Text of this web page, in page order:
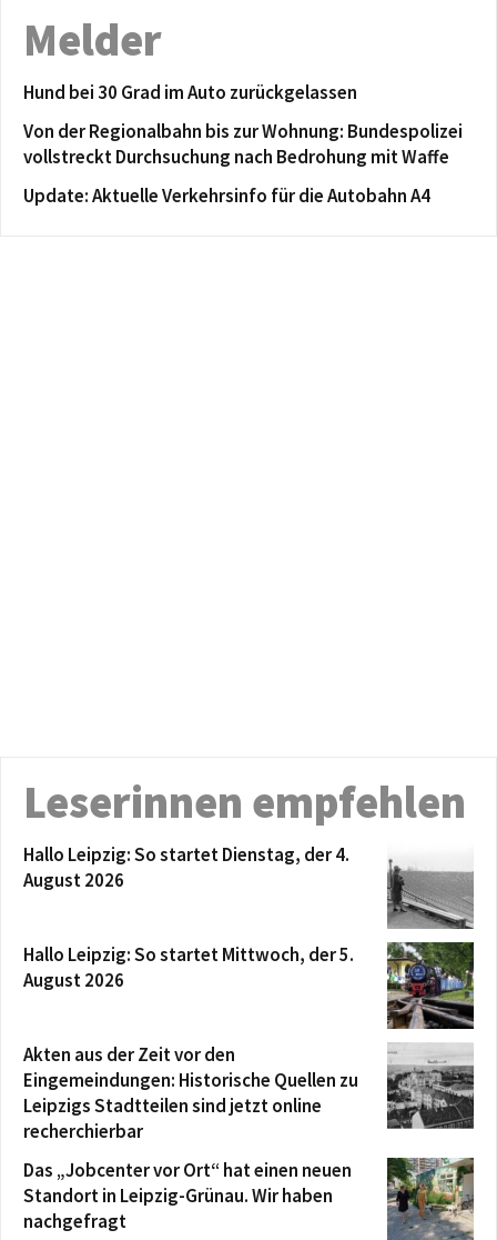
Melder
Hund bei 30 Grad im Auto zurückgelassen
Von der Regionalbahn bis zur Wohnung: Bundespolizei
vollstreckt Durchsuchung nach Bedrohung mit Waffe
Update: Aktuelle Verkehrsinfo für die Autobahn A4
Leserinnen empfehlen
Hallo Leipzig: So startet Dienstag, der 4.
August 2026
Hallo Leipzig: So startet Mittwoch, der 5.
August 2026
Akten aus der Zeit vor den
Eingemeindungen: Historische Quellen zu
Leipzigs Stadtteilen sind jetzt online
recherchierbar
Das „Jobcenter vor Ort“ hat einen neuen
Standort in Leipzig-Grünau. Wir haben
nachgefragt